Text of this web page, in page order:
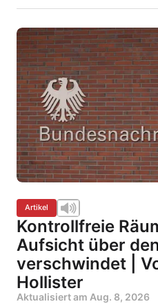
Artikel
Kontrollfreie
Aufsicht über
verschwindet |
Hollister
Aktualisiert am Aug. 8, 2026